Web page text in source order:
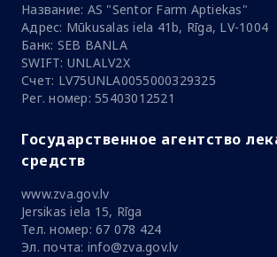
Название: AS "Sentor Farm Aptiekas"
Адрес: Mūkusalas iela 41b, Rīga, LV-1004
Банк: SEB BANLA
SWIFT: UNLALV2X
Счет: LV75UNLA0055000329325
Рег. номер: 55403012521
Государственное агентство
средств
www.zva.gov.lv
Jersikas iela 15, Rīga
Тел. номер: 67 078 424
Эл. почта: info@zva.gov.lv